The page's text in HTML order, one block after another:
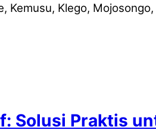
Klego,
Solusi Praktis